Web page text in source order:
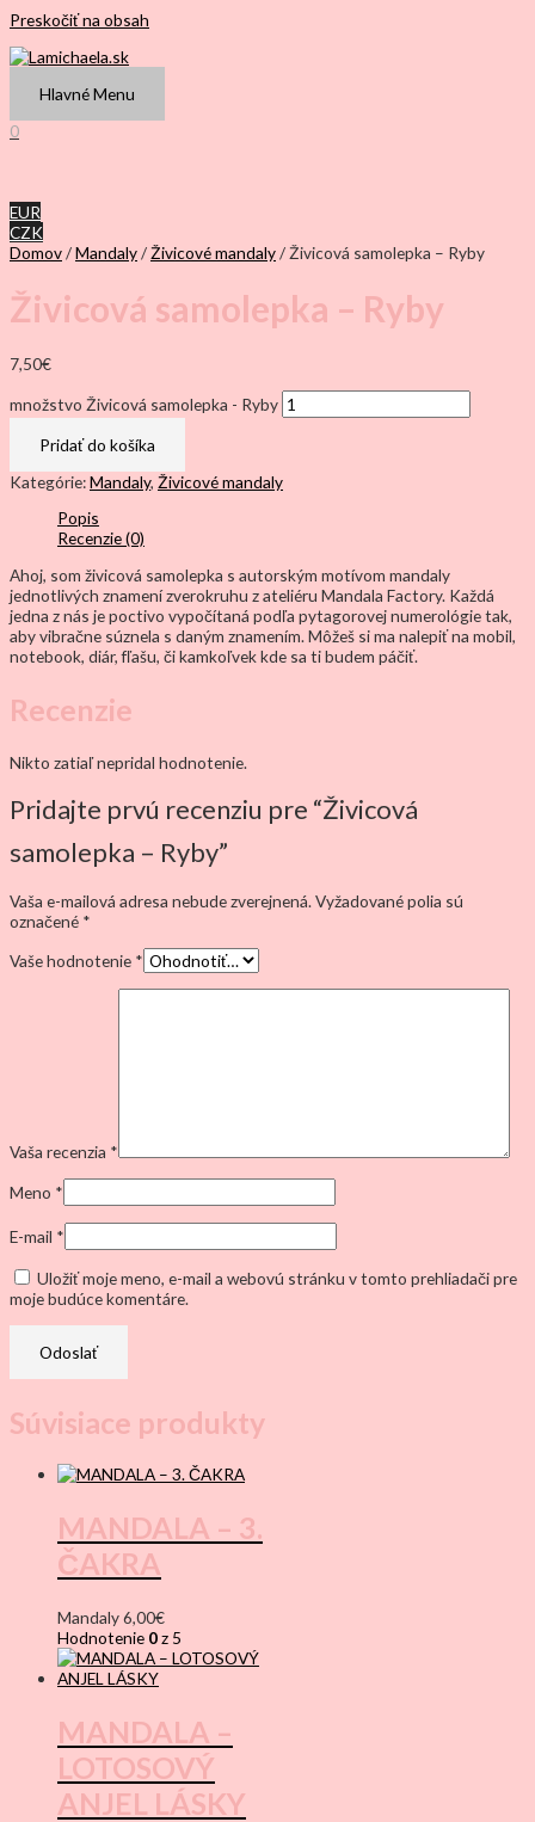
Preskočiť na obsah
Hlavné Menu
0
EUR
CZK
Domov/Mandaly/Živicové mandaly/ Živicová samolepka – Ryby
Živicová samolepka – Ryby
7,50€
množstvo Živicová samolepka - Ryby
Pridať do košíka
Kategórie:Mandaly, Živicové mandaly
Popis
Recenzie (0)
Ahoj, som živicová samolepka s autorským motívom mandaly
jednotlivých znamení zverokruhu z ateliéru Mandala Factory. Každá
jedna z nás je poctivo vypočítaná podľa pytagorovej numerológie tak,
aby vibračne súznela s daným znamením. Môžeš si ma nalepiť na mobil,
notebook, diár, fľašu, či kamkoľvek kde sa ti budem páčiť.
Recenzie
Nikto zatiaľ nepridal hodnotenie.
Pridajte prvú recenziu pre “Živicová
samolepka – Ryby”
Vaša e-mailová adresa nebude zverejnená. Vyžadované polia sú
označené *
Vaše hodnotenie *
Vaša recenzia *
Meno *
E-mail *
Uložiť moje meno, e-mail a webovú stránku v tomto prehliadači pre
moje budúce komentáre.
Súvisiace produkty
MANDALA – 3.
ČAKRA
Mandaly6,00€
Hodnotenie 0z 5
MANDALA –
LOTOSOVÝ
ANJEL LÁSKY